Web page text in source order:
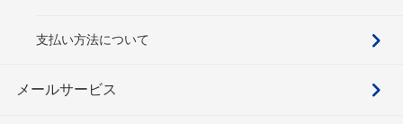
支払い方法について
メールサービス